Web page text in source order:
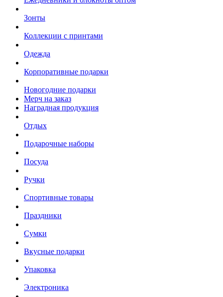
Зонты
Коллекции с принтами
Одежда
Корпоративные подарки
Новогодние подарки
Мерч на заказ
Наградная продукция
Отдых
Подарочные наборы
Посуда
Ручки
Спортивные товары
Праздники
Сумки
Вкусные подарки
Упаковка
Электроника